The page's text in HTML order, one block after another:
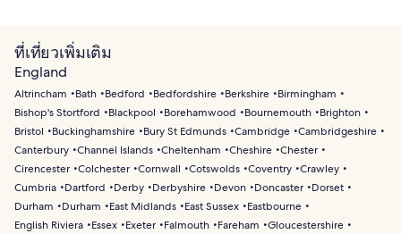
ที่เที่ยวเพิ่มเติม
England
Altrincham Bath Bedford Bedfordshire Berkshire
Birmingham
Bishop's Stortford
Blackpool Borehamwood Bournemouth
Brighton
Bristol
Buckinghamshire Bury St Edmunds Cambridge Cambridgeshire
Canterbury Channel Islands Cheltenham Cheshire Chester
Cirencester Colchester Cornwall Cotswolds Coventry Crawley
Cumbria
Dartford Derby Derbyshire Devon Doncaster
Dorset
Durham
Durham East Midlands East Sussex
Eastbourne
English Riviera
Essex Exeter Falmouth Fareham
Gloucestershire